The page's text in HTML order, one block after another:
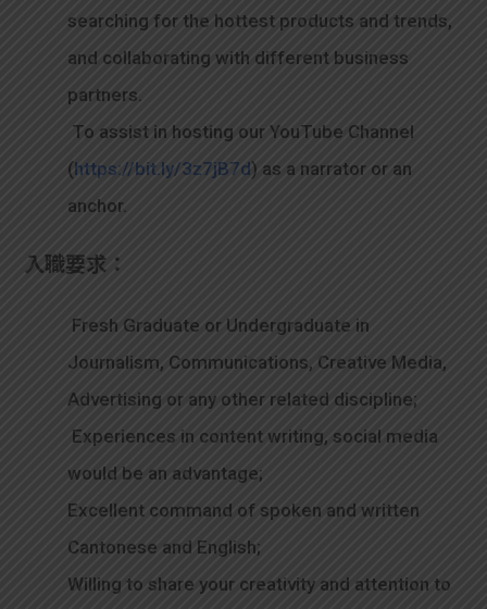
searching for the hottest products and trends,
and collaborating with different business
partners.
To assist in hosting our YouTube Channel
(https://bit.ly/3z7jB7d) as a narrator or an
anchor.
入職要求：
Fresh Graduate or Undergraduate in
Journalism, Communications, Creative Media,
Advertising or any other related discipline;
Experiences in content writing, social media
would be an advantage;
Excellent command of spoken and written
Cantonese and English;
Willing to share your creativity and attention to